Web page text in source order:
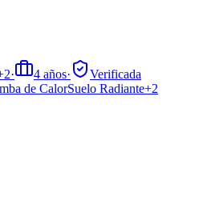
· 4 años·
Verificada
de CalorSuelo Radiante+2